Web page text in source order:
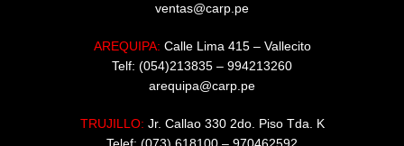
ventas@carp.pe
AREQUIPA: Calle Lima 415 – Vallecito
Telf: (054)213835 – 994213260
arequipa@carp.pe
TRUJILLO: Jr. Callao 330 2do. Piso Tda. K
Telef: (073) 618100 – 970462592